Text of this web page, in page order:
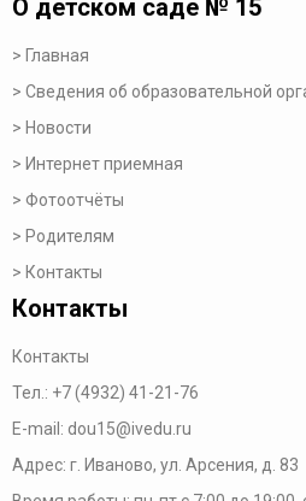
О детском саде № 15
Главная
Сведения об образовательной
Новости
Интернет приемная
Фотоотчёты
Родителям
Контакты
Контакты
Контакты
Тел.: +7 (4932) 41-21-76
E-mail: dou15@ivedu.ru
Адрес: г. Иваново, ул. Арсения, д. 83